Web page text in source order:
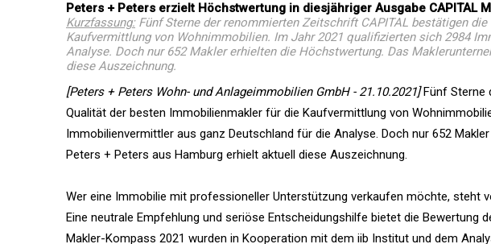
Peters + Peters erzielt Höchstwertung in diesjähriger Ausgabe CAPITAL
Kurzfassung:Fünf Sterne der renommierten Zeitschrift CAPITAL bestätigen
Kaufvermittlung von Wohnimmobilien. Im Jahr 2021 qualifizierten sich 2984
Analyse. Doch nur 652 Makler erhielten die Höchstwertung. Das
diese Auszeichnung.
[Peters + Peters Wohn- und Anlageimmobilien GmbH - 21.10.2021]Fünf Sterne
Qualität der besten Immobilienmakler für die Kaufvermittlung von
Immobilienvermittler aus ganz Deutschland für die Analyse. Doch nur 652
Peters + Peters aus Hamburg erhielt aktuell diese Auszeichnung.
Wer eine Immobilie mit professioneller Unterstützung verkaufen möchte, steht
Eine neutrale Empfehlung und seriöse Entscheidungshilfe bietet die Bewertung
Makler-Kompass 2021 wurden in Kooperation mit dem iib Institut und dem